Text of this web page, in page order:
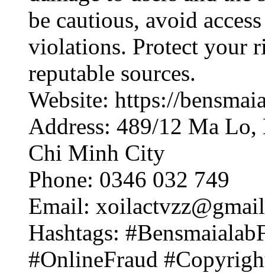
be cautious, avoid
violations. Protect your
reputable sources.
Website: https://
Address: 489/12 Ma
Chi Minh City
Phone: 0346 032 749
Email:
Hashtags:
#OnlineFraud